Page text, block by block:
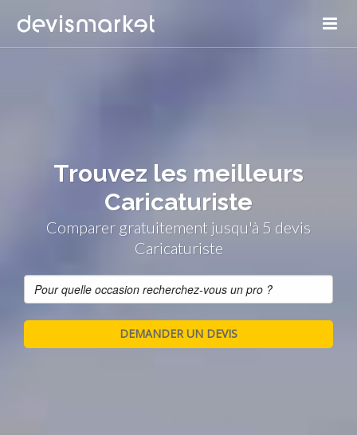
Trouvez les meilleurs
Caricaturiste
Comparer gratuitement jusqu'à 5 devis
Caricaturiste